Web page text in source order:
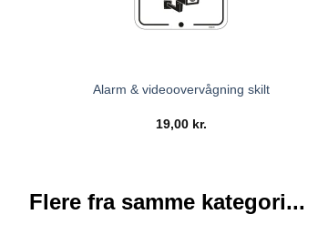
Alarm & videoovervågning skilt
19,00 kr.
Flere fra samme kategori...